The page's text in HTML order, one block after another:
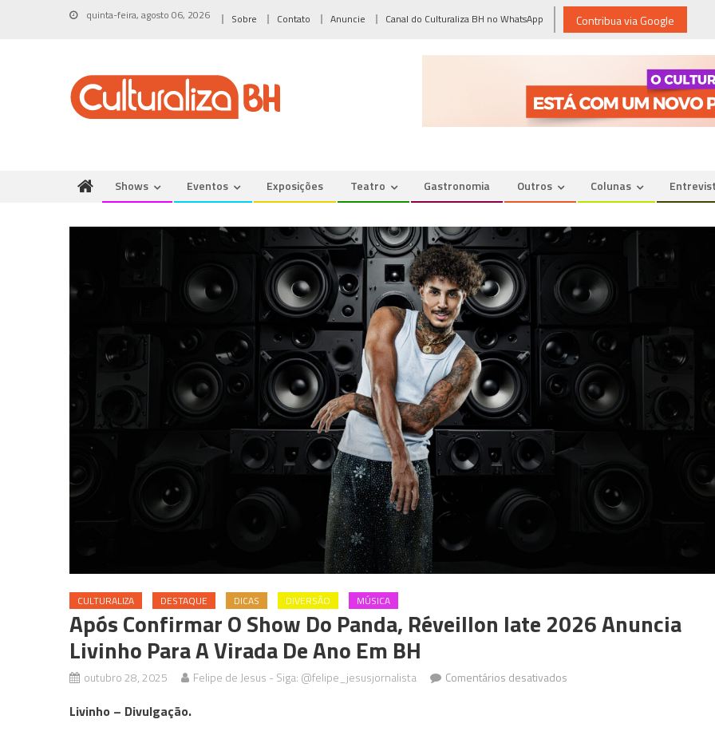
quinta-feira, agosto 06, 2026 Sobre Contato Anuncie Canal do Culturaliza BH no WhatsApp Contribua via Google
Shows Eventos Exposições Teatro Gastronomia Outros Colunas
CULTURALIZA DESTAQUE DICAS DIVERSÃO MÚSICA
Após Confirmar O Show Do Panda, Réveillon Iate 2026 Anuncia
Livinho Para A Virada De Ano Em BH
outubro 28, 2025 Felipe de Jesus - Siga: @felipe_jesusjornalista Comentários desativados
Livinho – Divulgação.